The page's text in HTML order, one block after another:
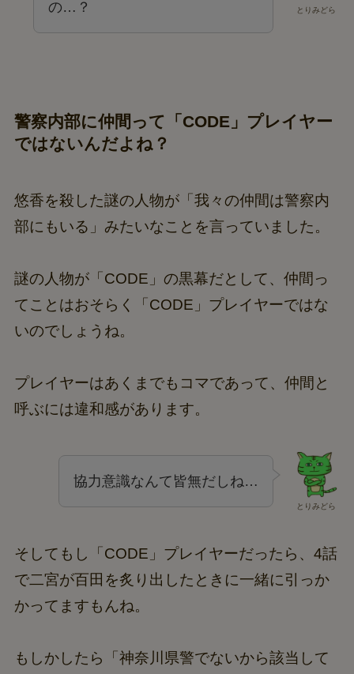
とりみどら
の…？
警察内部に仲間って「CODE」プレイヤー
ではないんだよね？
悠香を殺した謎の人物が「我々の仲間は警察内
部にもいる」みたいなことを言っていました。
謎の人物が「CODE」の黒幕だとして、仲間っ
てことはおそらく「CODE」プレイヤーではな
いのでしょうね。
プレイヤーはあくまでもコマであって、仲間と
呼ぶには違和感があります。
とりみどら
協力意識なんて皆無だしね…
そしてもし「CODE」プレイヤーだったら、4話
で二宮が百田を炙り出したときに一緒に引っか
かってますもんね。
もしかしたら「神奈川県警でないから該当して